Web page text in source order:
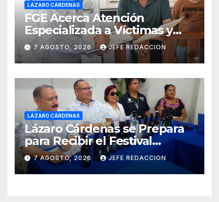
LÁZARO CÁRDENAS
FGE Acerca Atención
Especializada a Víctimas y
Ciudadanía de Coalcomán
7 AGOSTO, 2026 JEFE REDACCION
LÁZARO CÁRDENAS
Lázaro Cárdenas se Prepara
para Recibir el Festival
Internacional de la Cerveza
Costa de Michoacán 2026
7 AGOSTO, 2026 JEFE REDACCION